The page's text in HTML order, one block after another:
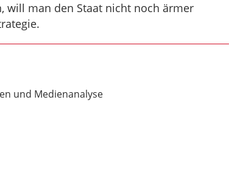
will man den Staat nicht noch ärmer
und Medienanalyse